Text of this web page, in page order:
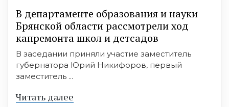
В департаменте образования и науки
Брянской области рассмотрели ход
капремонта школ и детсадов
В заседании приняли участие заместитель
губернатора Юрий Никифоров, первый
заместитель ...
Читать далее